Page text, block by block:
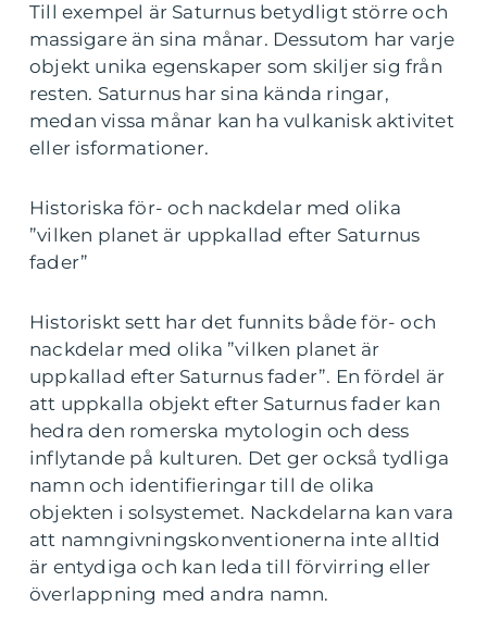
Till exempel är Saturnus betydligt större och
massigare än sina månar. Dessutom har varje
objekt unika egenskaper som skiljer sig från
resten. Saturnus har sina kända ringar,
medan vissa månar kan ha vulkanisk aktivitet
eller isformationer.
Historiska för- och nackdelar med olika
”vilken planet är uppkallad efter Saturnus
fader”
Historiskt sett har det funnits både för- och
nackdelar med olika ”vilken planet är
uppkallad efter Saturnus fader”. En fördel är
att uppkalla objekt efter Saturnus fader kan
hedra den romerska mytologin och dess
inflytande på kulturen. Det ger också tydliga
namn och identifieringar till de olika
objekten i solsystemet. Nackdelarna kan vara
att namngivningskonventionerna inte alltid
är entydiga och kan leda till förvirring eller
överlappning med andra namn.